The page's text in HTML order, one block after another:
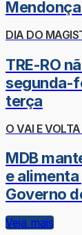
DIA DO
TRE-RO
segunda-
terça
O VAI E
MDB
e
Governo
Veja mais